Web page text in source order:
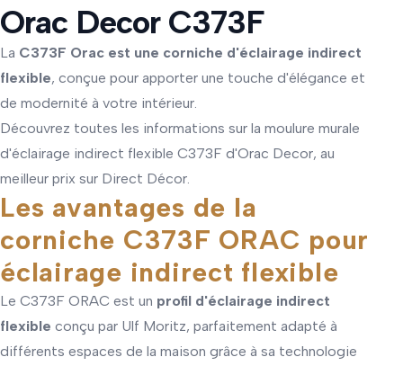
Orac Decor C373F
La C373F Orac est une corniche d'éclairage indirect
flexible, conçue pour apporter une touche d'élégance et
de modernité à votre intérieur.
Découvrez toutes les informations sur la moulure murale
d'éclairage indirect flexible C373F d'Orac Decor, au
meilleur prix sur Direct Décor.
Les avantages de la
corniche C373F ORAC pour
éclairage indirect flexible
Le C373F ORAC est un profil d'éclairage indirect
flexible conçu par Ulf Moritz, parfaitement adapté à
différents espaces de la maison grâce à sa technologie